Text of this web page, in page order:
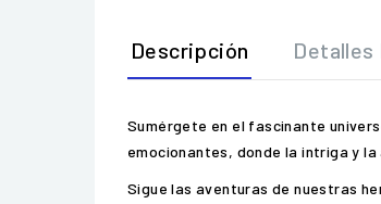
Descripción Detalles
Sumérgete en el fascinante
emocionantes, donde la intriga y
Sigue las aventuras de nuestras